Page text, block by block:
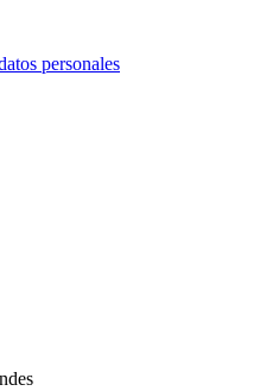
personales